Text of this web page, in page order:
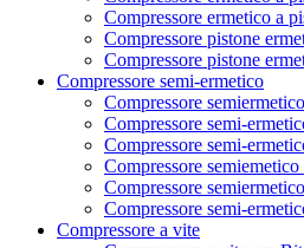
Compressore ermetico a
Compressore pistone
Compressore pistone
Compressore semi-ermetico
Compressore
Compressore semi-
Compressore semi-
Compressore
Compressore
Compressore semi-
Compressore a vite